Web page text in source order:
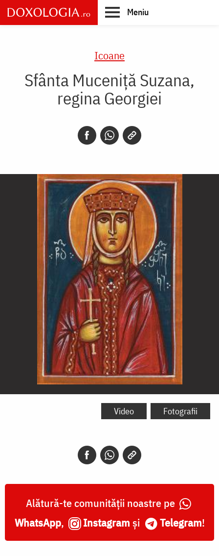
Skip
to
main
Meniu
Icoane
Sfânta Muceniță Suzana,
regina Georgiei
Sfânta
Video Fotografii
Alătură-te comunității noastre pe
WhatsApp, Instagram și Telegram!